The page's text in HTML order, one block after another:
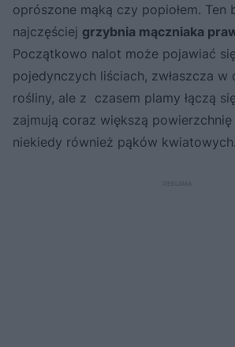
oprószone mąką czy popiołem. Ten
najczęściej grzybnia mączniaka
Początkowo nalot może pojawiać
pojedynczych liściach, zwłaszcza w
rośliny, ale z czasem plamy łączą
zajmują coraz większą
niekiedy również pąków kwiatowych.